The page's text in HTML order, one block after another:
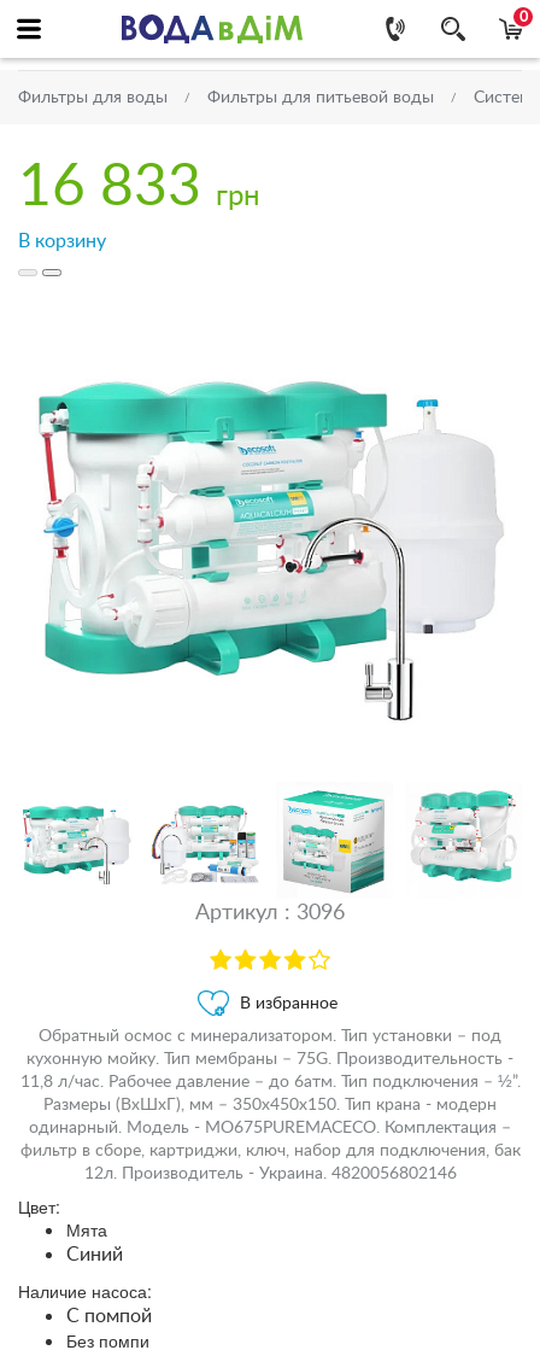
0
Фильтры для воды Фильтры для питьевой воды
16 833 грн
В корзину
Артикул : 3096
В избранное
Обратный осмос с минерализатором. Тип установки – под
кухонную мойку. Тип мембраны – 75G. Производительность -
11,8 л/час. Рабочее давление – до 6атм. Тип подключения – ½”.
Размеры (ВхШхГ), мм – 350х450х150. Тип крана - модерн
одинарный. Модель - MO675PUREMACECO. Комплектация –
фильтр в сборе, картриджи, ключ, набор для подключения, бак
12л. Производитель - Украина. 4820056802146
Цвет:
Мята
Синий
Наличие насоса:
С помпой
Без помпи